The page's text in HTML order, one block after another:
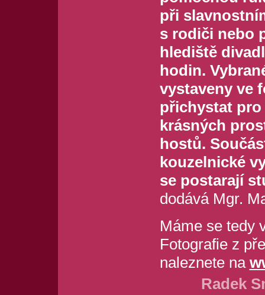
při
s rodiči nebo
hlediště
hodin.
vystaveny ve
přichystat pro
krásných
hostů.
kouzelnické
se postarají
dodává Mgr.
Máme se tedy
Fotografie z
naleznete na
Radek